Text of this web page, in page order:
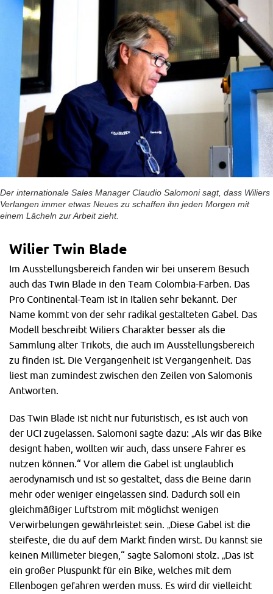
Der internationale Sales Manager Claudio Salomoni sagt, dass Wiliers
Verlangen immer etwas Neues zu schaffen ihn jeden Morgen mit
einem Lächeln zur Arbeit zieht.
Wilier Twin Blade
Im Ausstellungsbereich fanden wir bei unserem Besuch
auch das Twin Blade in den Team Colombia-Farben. Das
Pro Continental-Team ist in Italien sehr bekannt. Der
Name kommt von der sehr radikal gestalteten Gabel. Das
Modell beschreibt Wiliers Charakter besser als die
Sammlung alter Trikots, die auch im Ausstellungsbereich
zu finden ist. Die Vergangenheit ist Vergangenheit. Das
liest man zumindest zwischen den Zeilen von Salomonis
Antworten.
Das Twin Blade ist nicht nur futuristisch, es ist auch von
der UCI zugelassen. Salomoni sagte dazu: „Als wir das Bike
designt haben, wollten wir auch, dass unsere Fahrer es
nutzen können.“ Vor allem die Gabel ist unglaublich
aerodynamisch und ist so gestaltet, dass die Beine darin
mehr oder weniger eingelassen sind. Dadurch soll ein
gleichmäßiger Luftstrom mit möglichst wenigen
Verwirbelungen gewährleistet sein. „Diese Gabel ist die
steifeste, die du auf dem Markt finden wirst. Du kannst sie
keinen Millimeter biegen,“ sagte Salomoni stolz. „Das ist
ein großer Pluspunkt für ein Bike, welches mit dem
Ellenbogen gefahren werden muss. Es wird dir vielleicht